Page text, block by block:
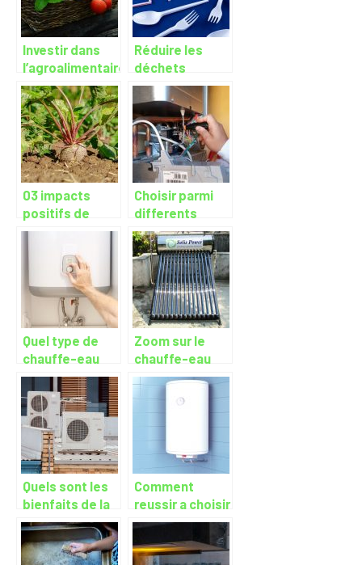
Investir dans
l’agroalimentaire
: est-ce
vraiment une
bonne idée ?
Réduire les
déchets
quotidiens à la
maison : quels
sont les gestes
écoresponsables
à adopter ?
03 impacts
positifs de
l’agriculture
Choisir parmi
differents
types de
chauffe-eaux
ecoenergetiques
Quel type de
chauffe-eau
installe dans
votre logement
?
Zoom sur le
chauffe-eau
ecologique
Quels sont les
bienfaits de la
pompe a
chaleur air-eau
?
Comment
reussir a choisir
son chauffe-
eau electrique
?